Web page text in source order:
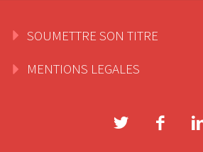
SOUMETTRE SON TITRE
MENTIONS LEGALES